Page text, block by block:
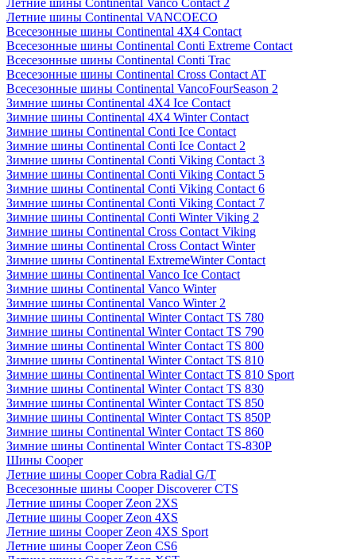
Летние шины Continental Vanco Contact 2
Летние шины Continental VANCOECO
Всесезонные шины Continental 4X4 Contact
Всесезонные шины Continental Conti Extreme Contact
Всесезонные шины Continental Conti Trac
Всесезонные шины Continental Cross Contact AT
Всесезонные шины Continental VancoFourSeason 2
Зимние шины Continental 4X4 Ice Contact
Зимние шины Continental 4X4 Winter Contact
Зимние шины Continental Conti Ice Contact
Зимние шины Continental Conti Ice Contact 2
Зимние шины Continental Conti Viking Contact 3
Зимние шины Continental Conti Viking Contact 5
Зимние шины Continental Conti Viking Contact 6
Зимние шины Continental Conti Viking Contact 7
Зимние шины Continental Conti Winter Viking 2
Зимние шины Continental Cross Contact Viking
Зимние шины Continental Cross Contact Winter
Зимние шины Continental ExtremeWinter Contact
Зимние шины Continental Vanco Ice Contact
Зимние шины Continental Vanco Winter
Зимние шины Continental Vanco Winter 2
Зимние шины Continental Winter Contact TS 780
Зимние шины Continental Winter Contact TS 790
Зимние шины Continental Winter Contact TS 800
Зимние шины Continental Winter Contact TS 810
Зимние шины Continental Winter Contact TS 810 Sport
Зимние шины Continental Winter Contact TS 830
Зимние шины Continental Winter Contact TS 850
Зимние шины Continental Winter Contact TS 850P
Зимние шины Continental Winter Contact TS 860
Зимние шины Continental Winter Contact TS-830P
Шины Cooper
Летние шины Cooper Cobra Radial G/T
Всесезонные шины Cooper Discoverer CTS
Летние шины Cooper Zeon 2XS
Летние шины Cooper Zeon 4XS
Летние шины Cooper Zeon 4XS Sport
Летние шины Cooper Zeon CS6